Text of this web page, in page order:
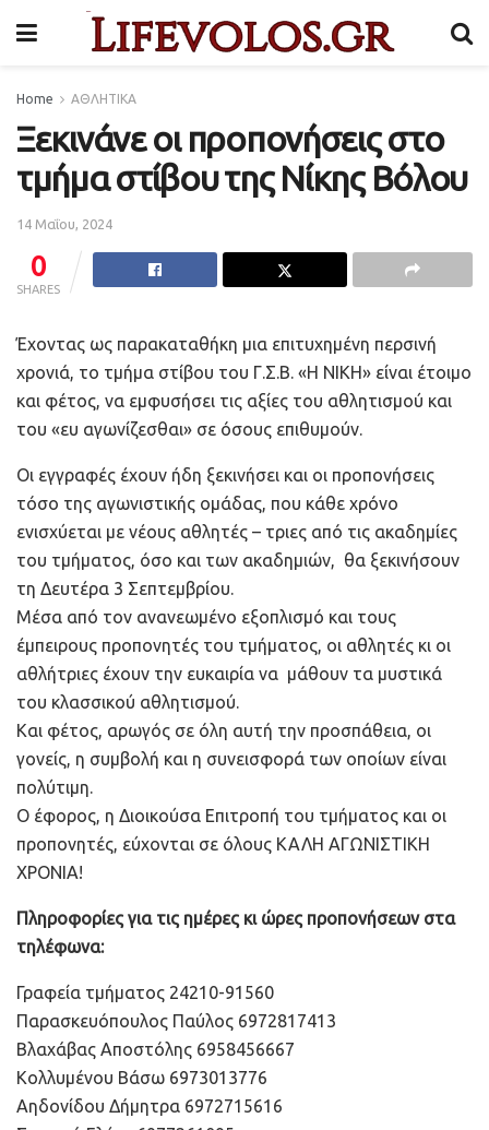
Home ΑΘΛΗΤΙΚΑ
Ξεκινάνε οι προπονήσεις στο
τμήμα στίβου της Νίκης Βόλου
14 Μαΐου, 2024
0
SHARES
Έχοντας ως παρακαταθήκη μια επιτυχημένη περσινή
χρονιά, το τμήμα στίβου του Γ.Σ.Β. «Η ΝΙΚΗ» είναι έτοιμο
και φέτος, να εμφυσήσει τις αξίες του αθλητισμού και
του «ευ αγωνίζεσθαι» σε όσους επιθυμούν.
Οι εγγραφές έχουν ήδη ξεκινήσει και οι προπονήσεις
τόσο της αγωνιστικής ομάδας, που κάθε χρόνο
ενισχύεται με νέους αθλητές – τριες από τις ακαδημίες
του τμήματος, όσο και των ακαδημιών, θα ξεκινήσουν
τη Δευτέρα 3 Σεπτεμβρίου.
Μέσα από τον ανανεωμένο εξοπλισμό και τους
έμπειρους προπονητές του τμήματος, οι αθλητές κι οι
αθλήτριες έχουν την ευκαιρία να μάθουν τα μυστικά
του κλασσικού αθλητισμού.
Και φέτος, αρωγός σε όλη αυτή την προσπάθεια, οι
γονείς, η συμβολή και η συνεισφορά των οποίων είναι
πολύτιμη.
Ο έφορος, η Διοικούσα Επιτροπή του τμήματος και οι
προπονητές, εύχονται σε όλους ΚΑΛΗ ΑΓΩΝΙΣΤΙΚΗ
ΧΡΟΝΙΑ!
Πληροφορίες για τις ημέρες κι ώρες προπονήσεων στα
τηλέφωνα:
Γραφεία τμήματος 24210-91560
Παρασκευόπουλος Παύλος 6972817413
Βλαχάβας Αποστόλης 6958456667
Κολλυμένου Βάσω 6973013776
Αηδονίδου Δήμητρα 6972715616